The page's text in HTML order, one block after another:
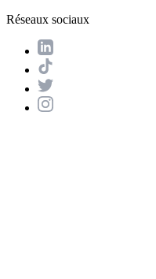
Réseaux sociaux